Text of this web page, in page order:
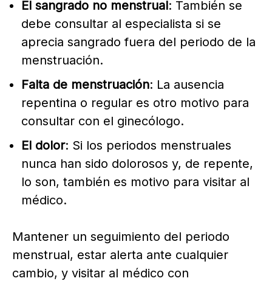
El sangrado no menstrual: También se
debe consultar al especialista si se
aprecia sangrado fuera del periodo de la
menstruación.
Falta de menstruación: La ausencia
repentina o regular es otro motivo para
consultar con el ginecólogo.
El dolor: Si los periodos menstruales
nunca han sido dolorosos y, de repente,
lo son, también es motivo para visitar al
médico.
Mantener un seguimiento del periodo
menstrual, estar alerta ante cualquier
cambio, y visitar al médico con